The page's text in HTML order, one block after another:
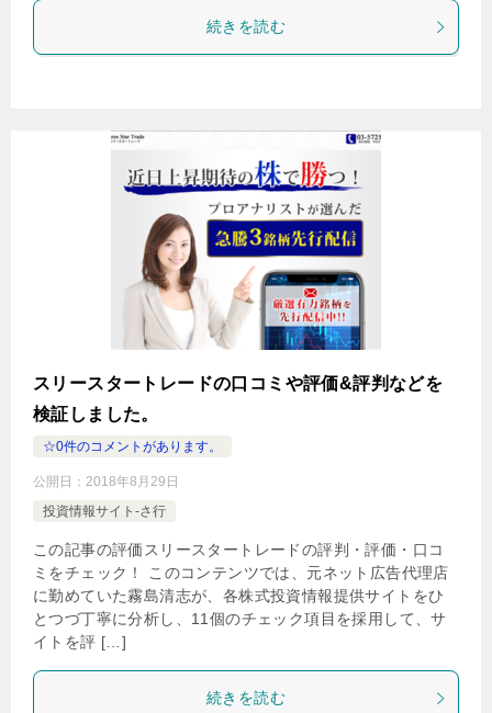
続きを読む
スリースタートレードの口コミや評価&評判などを
検証しました。
☆0件のコメントがあります。
公開日： 2018年8月29日
投資情報サイト-さ行
この記事の評価スリースタートレードの評判・評価・口コ
ミをチェック！ このコンテンツでは、元ネット広告代理店
に勤めていた霧島清志が、各株式投資情報提供サイトをひ
とつづ丁寧に分析し、11個のチェック項目を採用して、サ
イトを評 […]
続きを読む